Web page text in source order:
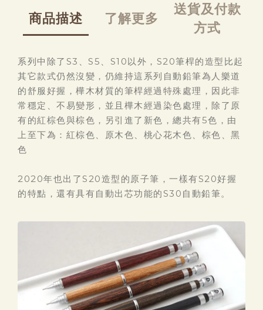
商品描述 了解更多
送貨及付款
方式
系列中除了S3、S5、S10以外，S20筆桿的造型比起
其它款式仍然沒變，仍維持這系列自動鉛筆為人樂道
的舒服好握，樺木材質的筆桿經過特殊處理，因此非
常穩定、不易變形，並且樺木經過染色處理，除了原
有的紅棕色與棕色，另引進了新色，總共有5色，由
上至下為：紅棕色、原木色、桃心花木色、棕色、黑
色
2020年也出了S20造型的原子筆，一樣有S20好握
的特點，還有具有自動出芯功能的S30自動鉛筆。